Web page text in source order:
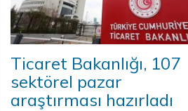
Ticaret Bakanlığı, 107
sektörel pazar
araştırması hazırladı